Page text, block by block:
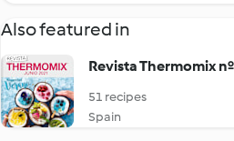
Also featured in
Revista Thermomix
51 recipes
Spain